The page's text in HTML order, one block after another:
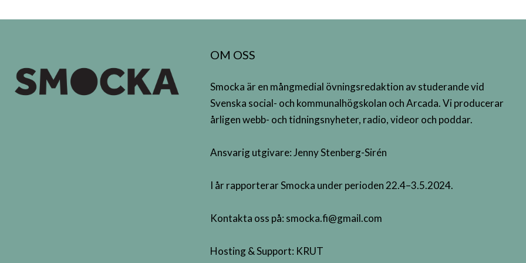
OM OSS
Smocka är en mångmedial övningsredaktion av studerande vid
Svenska social- och kommunalhögskolan och Arcada. Vi producerar
årligen webb- och tidningsnyheter, radio, videor och poddar.
Ansvarig utgivare: Jenny Stenberg-Sirén
I år rapporterar Smocka under perioden 22.4–3.5.2024.
Kontakta oss på: smocka.fi@gmail.com
Hosting & Support: KRUT